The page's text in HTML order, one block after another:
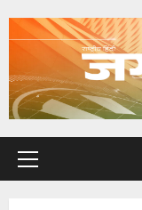
Primary